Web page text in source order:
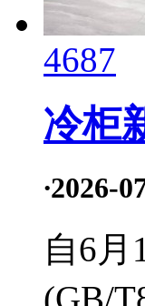
4687
冷柜
·2026-
自6